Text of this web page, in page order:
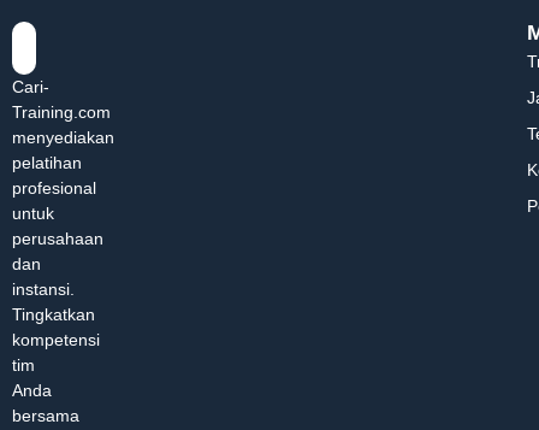
Cari-
Training.com
menyediakan
pelatihan
profesional
untuk
perusahaan
dan
instansi.
Tingkatkan
kompetensi
tim
Anda
bersama